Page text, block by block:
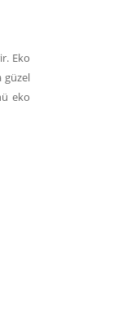
Eko
güzel
eko